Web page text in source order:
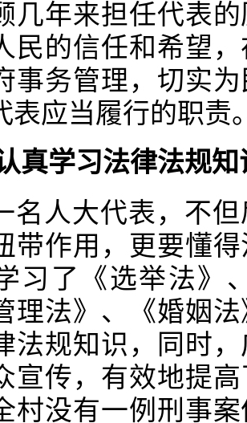
几年来担任代表
民的信任和希望
事务管理，切实
表应当履行的职责
真学习法律法规知
名人大代表，不
带作用，更要懂
习了《选举法》
理法》、《婚姻
法规知识，同时
宣传，有效地提
村没有一例刑事